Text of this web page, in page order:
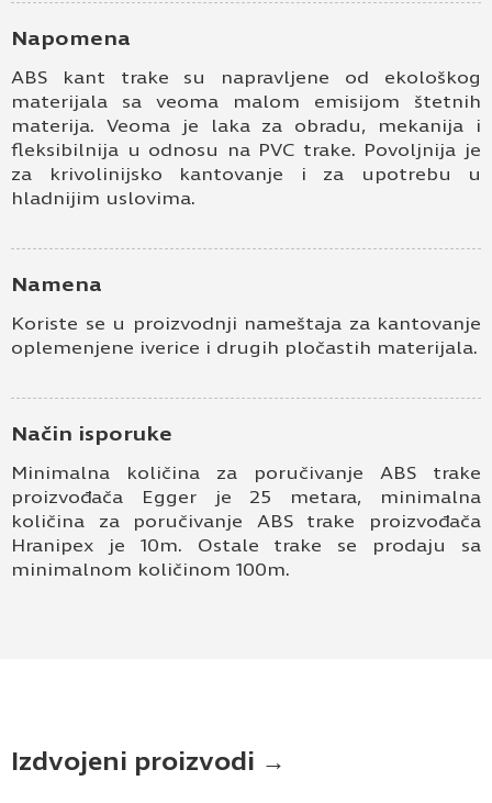
Napomena
ABS kant trake su napravljene od ekološkog
materijala sa veoma malom emisijom štetnih
materija. Veoma je laka za obradu, mekanija i
fleksibilnija u odnosu na PVC trake. Povoljnija je
za krivolinijsko kantovanje i za upotrebu u
hladnijim uslovima.
Namena
Koriste se u proizvodnji nameštaja za kantovanje
oplemenjene iverice i drugih pločastih materijala.
Način isporuke
Minimalna količina za poručivanje ABS trake
proizvođača Egger je 25 metara, minimalna
količina za poručivanje ABS trake proizvođača
Hranipex je 10m. Ostale trake se prodaju sa
minimalnom količinom 100m.
Izdvojeni proizvodi →